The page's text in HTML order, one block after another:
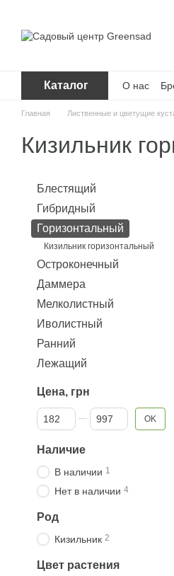
Каталог О нас
Главная Лиственные и цветущие
Кизильник
Блестящий
Гибридный
Горизонтальный
Кизильник горизонтальный
Остроконечный
Даммера
Мелколистный
Иволистный
Ранний
Лежащий
Цена, грн
От Цена, грн
До Цена, грн OK
Наличие
В наличии 1
Нет в наличии 4
Род
Кизильник 2
Цвет растения